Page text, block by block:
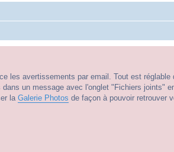
les avertissements par email. Tout est réglable
un message avec l'onglet "Fichiers joints"
la Galerie Photos de façon à pouvoir retrouver